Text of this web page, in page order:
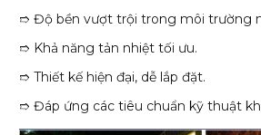
➱ Độ bền vượt trội trong môi trường
➱ Khả năng tản nhiệt tối ưu.
➱ Thiết kế hiện đại, dễ lắp đặt.
➱ Đáp ứng các tiêu chuẩn kỹ thuật